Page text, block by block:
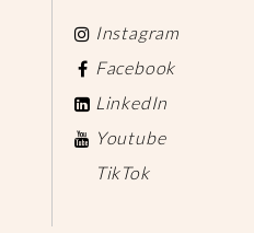
Instagram
Facebook
LinkedIn
Youtube
TikTok